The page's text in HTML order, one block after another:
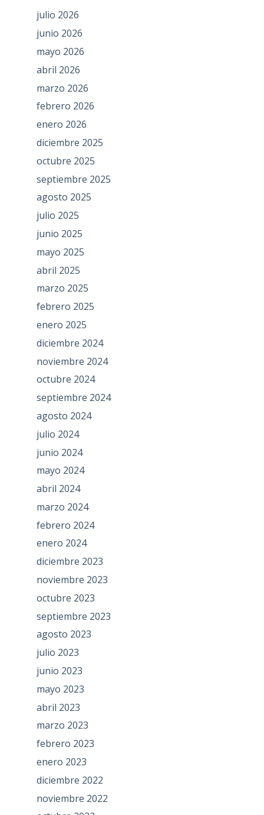
julio 2026
junio 2026
mayo 2026
abril 2026
marzo 2026
febrero 2026
enero 2026
diciembre 2025
octubre 2025
septiembre 2025
agosto 2025
julio 2025
junio 2025
mayo 2025
abril 2025
marzo 2025
febrero 2025
enero 2025
diciembre 2024
noviembre 2024
octubre 2024
septiembre 2024
agosto 2024
julio 2024
junio 2024
mayo 2024
abril 2024
marzo 2024
febrero 2024
enero 2024
diciembre 2023
noviembre 2023
octubre 2023
septiembre 2023
agosto 2023
julio 2023
junio 2023
mayo 2023
abril 2023
marzo 2023
febrero 2023
enero 2023
diciembre 2022
noviembre 2022